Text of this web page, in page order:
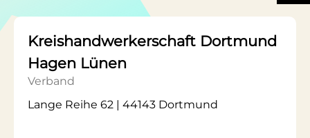
Kreishandwerkerschaft Dortmund
Hagen Lünen
Verband
Lange Reihe 62 | 44143 Dortmund